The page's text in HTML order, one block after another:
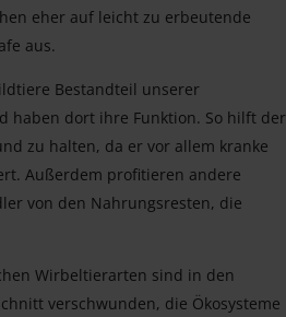
eher auf leicht zu erbeutende
aus.
Bestandteil unserer
haben dort ihre Funktion. So hilft der
zu halten, da er vor allem kranke
Außerdem profitieren andere
von den Nahrungsresten, die
Wirbeltierarten sind in den
verschwunden, die Ökosysteme